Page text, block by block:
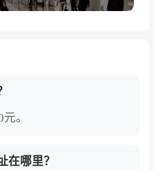
验。
服务赢得客户信赖，
志明美容及化妆品展
平台。
展览会门票为电子门
。
在哪里？